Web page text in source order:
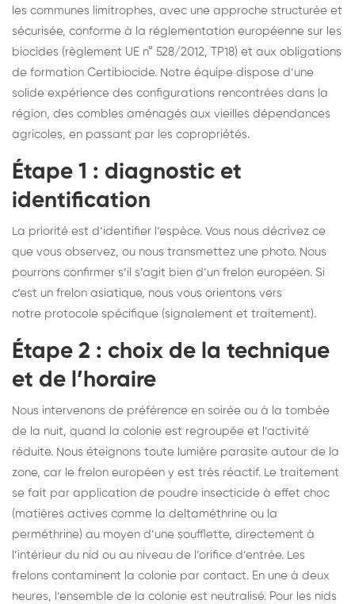
les communes limitrophes, avec une approche structurée et
sécurisée, conforme à la réglementation européenne sur les
biocides (règlement UE n° 528/2012, TP18) et aux obligations
de formation Certibiocide. Notre équipe dispose d’une
solide expérience des configurations rencontrées dans la
région, des combles aménagés aux vieilles dépendances
agricoles, en passant par les copropriétés.
Étape 1 : diagnostic et
identification
La priorité est d’identifier l’espèce. Vous nous décrivez ce
que vous observez, ou nous transmettez une photo. Nous
pourrons confirmer s’il s’agit bien d’un frelon européen. Si
c’est un frelon asiatique, nous vous orientons vers
notre protocole spécifique (signalement et traitement).
Étape 2 : choix de la technique
et de l’horaire
Nous intervenons de préférence en soirée ou à la tombée
de la nuit, quand la colonie est regroupée et l’activité
réduite. Nous éteignons toute lumière parasite autour de la
zone, car le frelon européen y est très réactif. Le traitement
se fait par application de poudre insecticide à effet choc
(matières actives comme la deltaméthrine ou la
perméthrine) au moyen d’une soufflette, directement à
l’intérieur du nid ou au niveau de l’orifice d’entrée. Les
frelons contaminent la colonie par contact. En une à deux
heures, l’ensemble de la colonie est neutralisé. Pour les nids